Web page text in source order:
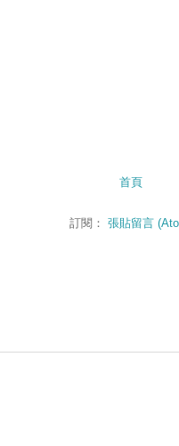
首頁
訂閱： 張貼留言